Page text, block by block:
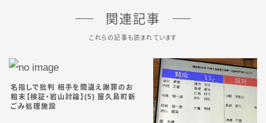
関連記事
これらの記事も読まれています
名指しで批判 相手を間違え謝罪のお
粗末【検証・岩山討論】(5) 屋久島町新
ごみ処理施設